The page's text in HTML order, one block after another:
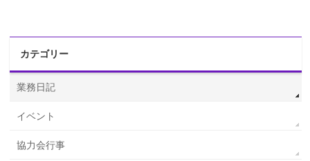
カテゴリー
業務日記
イベント
協力会行事